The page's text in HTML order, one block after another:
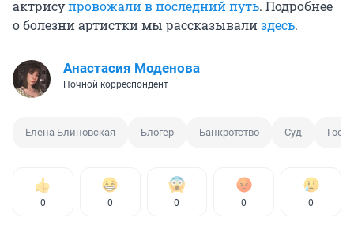
актрисупровожали в последний путь. Подробнее
о болезни артистки мы рассказывализдесь.
Анастасия Моденова
Ночной корреспондент
Елена Блиновская Блогер Банкротство Суд
0 0 0 0 0